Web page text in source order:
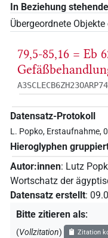
In Beziehung
Übergeordnete Objekte
79,5-85,16 = Eb
Datensatz-Protokoll
L. Popko, Erstaufnahme,
Hieroglyphen
Autor:innen: Lutz
Wortschatz der
Datensatz erstellt:
Bitte zitieren als:
(Vollzitation) Zitation